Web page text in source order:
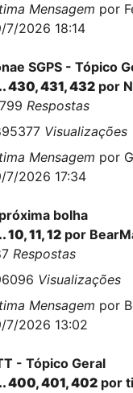
Mensagem por
7/2026 18:14
SGPS - Tópico
430,431,432 por
Respostas
Visualizações
Mensagem por
7/2026 17:34
bolha
10,11,12 por
Respostas
Visualizações
Mensagem por
7/2026 13:02
- Tópico Geral
400,401,402 por